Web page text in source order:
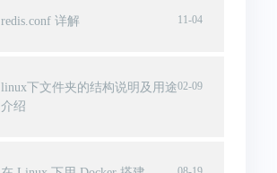
11-04
redis.conf 详解
02-09
linux下文件夹的结构说明及用途
介绍